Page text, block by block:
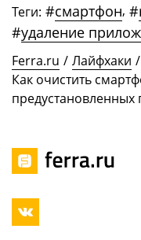
Теги: #смартфон, #
#удаление
Ferra.ru / Лайфхаки /
Как очистить